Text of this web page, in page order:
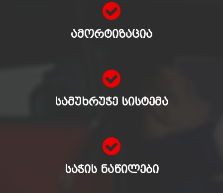
ᲐᲛᲝᲠᲢᲘᲖᲐᲪᲘᲐ
ᲡᲐᲛᲣᲮᲠᲣᲭᲔ ᲡᲘᲡᲢᲔᲛᲐ
ᲡᲐᲭᲘᲡ ᲜᲐᲬᲘᲚᲔᲑᲘ